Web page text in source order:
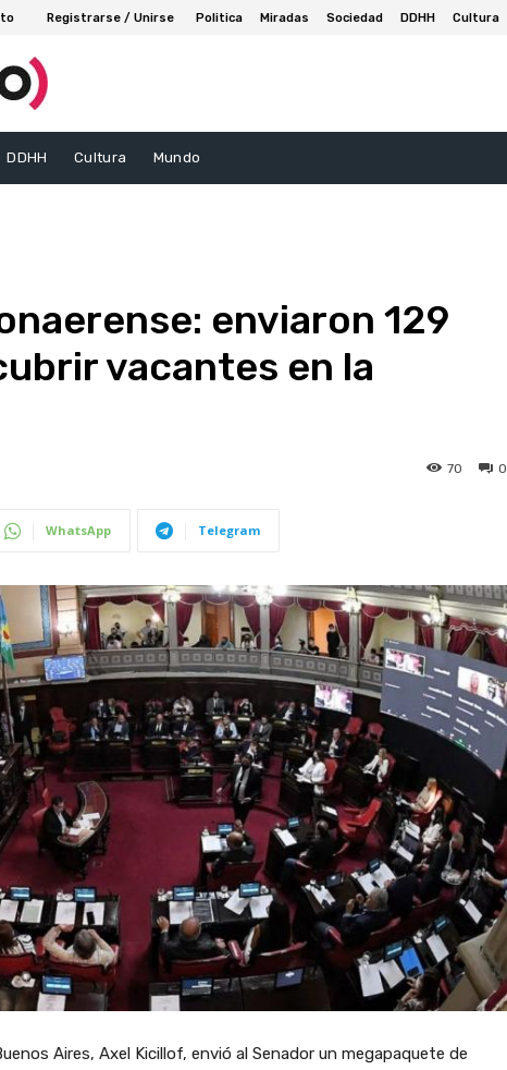
Registrarse / Unirse Politica Miradas Sociedad DDHH Cultura
DDHH Cultura Mundo
enviaron 129
vacantes en la
0
70
WhatsApp Telegram
Aires, Axel Kicillof, envió al Senador un megapaquete de